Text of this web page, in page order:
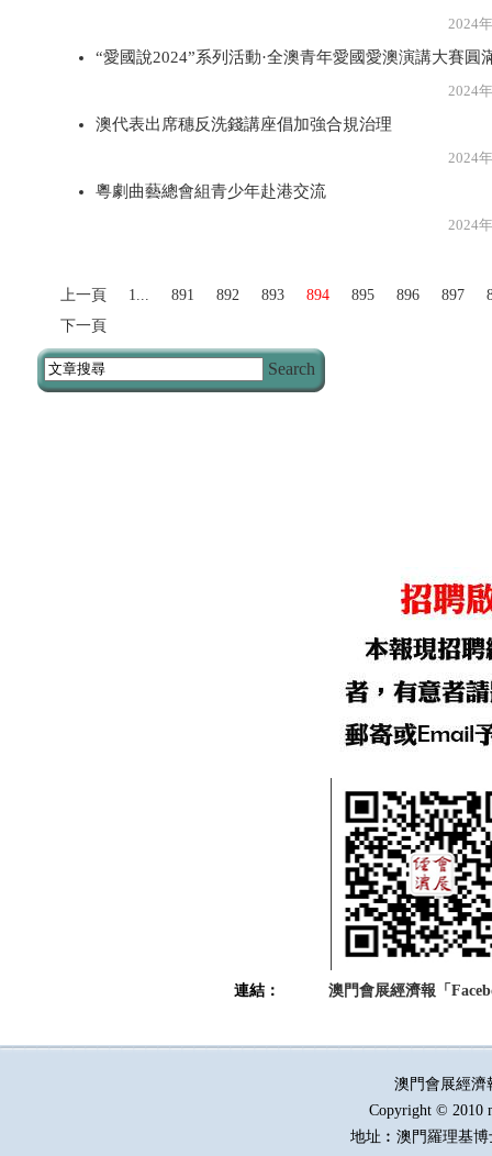
2024年8月18
“愛國說2024”系列活動·全澳青年愛國愛澳演講大賽圓
2024年8月18
澳代表出席穗反洗錢講座倡加強合規治理
2024年8月18
粵劇曲藝總會組青少年赴港交流
2024年8月18
上一頁 1... 891 892 893 894 895 896 897
下一頁
Search
連結： 澳門會展經濟報「
澳門會展經
Copyright © 2010
地址︰澳門羅理基